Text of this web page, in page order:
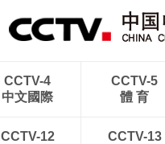
CCTV-4
中文國際
CCTV-5
體 育
CCTV-12
CCTV-13